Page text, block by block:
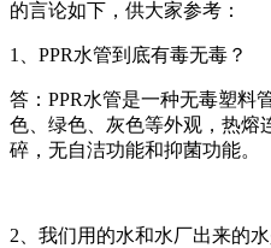
的言论如下，供大家参考：
1、PPR水管到底有毒无毒？
答：PPR水管是一种无毒塑料
色、绿色、灰色等外观，热熔
碎，无自洁功能和抑菌功能。
2、我们用的水和水厂出来的